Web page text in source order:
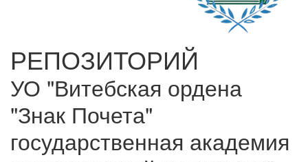
РЕПОЗИТОРИЙ
УО "Витебская ордена
"Знак Почета"
государственная академия